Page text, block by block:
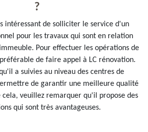
?
intéressant de solliciter le service d'un
pour les travaux qui sont en relation
Pour effectuer les opérations de
de faire appel à LC rénovation.
a suivies au niveau des centres de
de garantir une meilleure qualité
veuillez remarquer qu'il propose des
qui sont très avantageuses.